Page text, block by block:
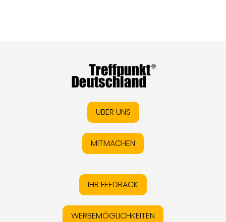
ÜBER UNS
MITMACHEN
IHR FEEDBACK
WERBEMÖGLICHKEITEN